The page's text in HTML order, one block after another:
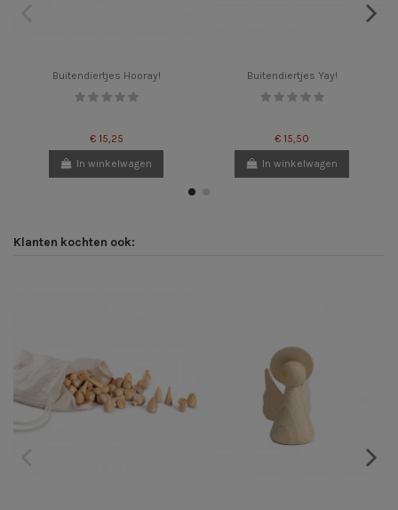
Buitendiertjes Hooray!
€ 15,25
In winkelwagen
Buitendiertjes Yay!
€ 15,50
In winkelwagen
Klanten kochten ook: